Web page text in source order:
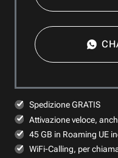
Spedizione GRATIS
Attivazione veloce,
45 GB in Roaming UE
WiFi-Calling, per